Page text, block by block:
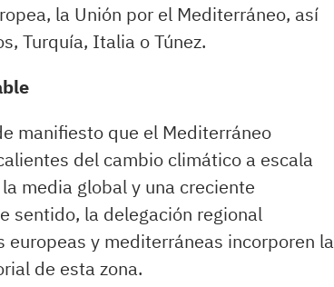
la Unión por el Mediterráneo, así
Turquía, Italia o Túnez.
manifiesto que el Mediterráneo
del cambio climático a escala
media global y una creciente
sentido, la delegación regional
y mediterráneas incorporen la
de esta zona.